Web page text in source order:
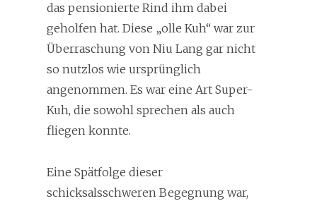
das pensionierte Rind ihm dabei
geholfen hat. Diese „olle Kuh“ war zur
Überraschung von Niu Lang gar nicht
so nutzlos wie ursprünglich
angenommen. Es war eine Art Super-
Kuh, die sowohl sprechen als auch
fliegen konnte.
Eine Spätfolge dieser
schicksalsschweren Begegnung war,